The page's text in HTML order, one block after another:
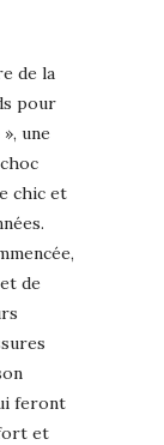
de la
pour
une
chic et
de
feront
et